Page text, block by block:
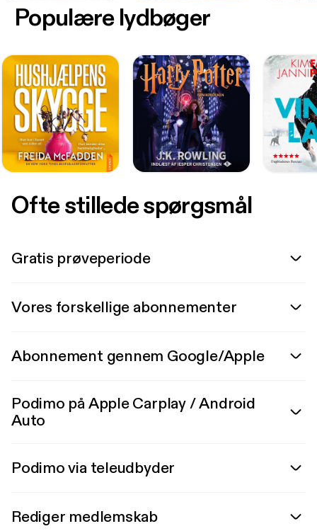
Populære lydbøger
Ofte stillede spørgsmål
Gratis prøveperiode
Vores forskellige abonnementer
Abonnement gennem Google/Apple
Podimo på Apple Carplay / Android
Auto
Podimo via teleudbyder
Rediger medlemskab